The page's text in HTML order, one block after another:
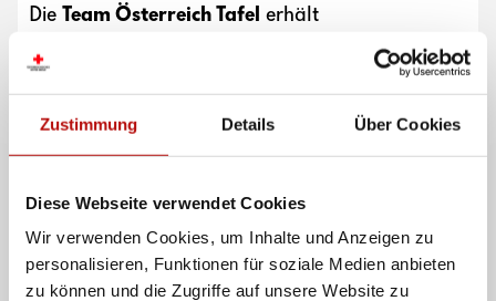
Zustimmung Details Über Cookies
Diese Webseite verwendet Cookies
Wir verwenden Cookies, um Inhalte und Anzeigen zu
personalisieren, Funktionen für soziale Medien anbieten
zu können und die Zugriffe auf unsere Website zu
Die Team Österreich Tafel erhält
Lebensmittelspenden wie Brot, Obst, Gemüse
oder andere Nahrungsmittel und fallweise
auch Hygieneartikel. Dabei wird eng mit
Supermärkten, Landwirten und
Lebensmittelproduzenten zusammengearbeitet.
einwandfrei genießbar, aber aus diversen
Gründen nicht mehr verkäuflich sind. Die
Lebensmittel werden von den freiwilligen
Helfer:innen der Team Österreich Tafel